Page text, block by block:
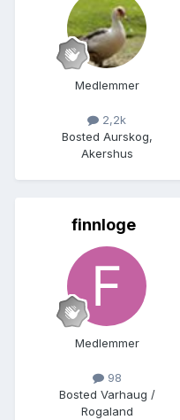
Medlemmer
2,2k
Bosted Aurskog,
Akershus
finnloge
Medlemmer
98
Bosted Varhaug /
Rogaland